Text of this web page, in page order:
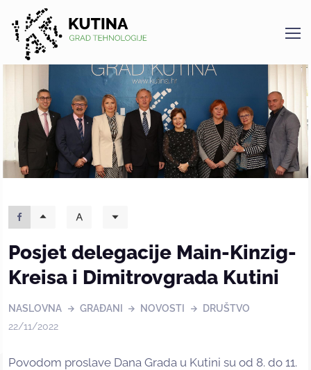
Kutina
Posjet delegacije Main-Kinzig-
Kreisa i Dimitrovgrada Kutini
NASLOVNA GRAĐANI NOVOSTI
DRUŠTVO
22/11/2022
Povodom proslave Dana Grada u Kutini su od 8. do 11.